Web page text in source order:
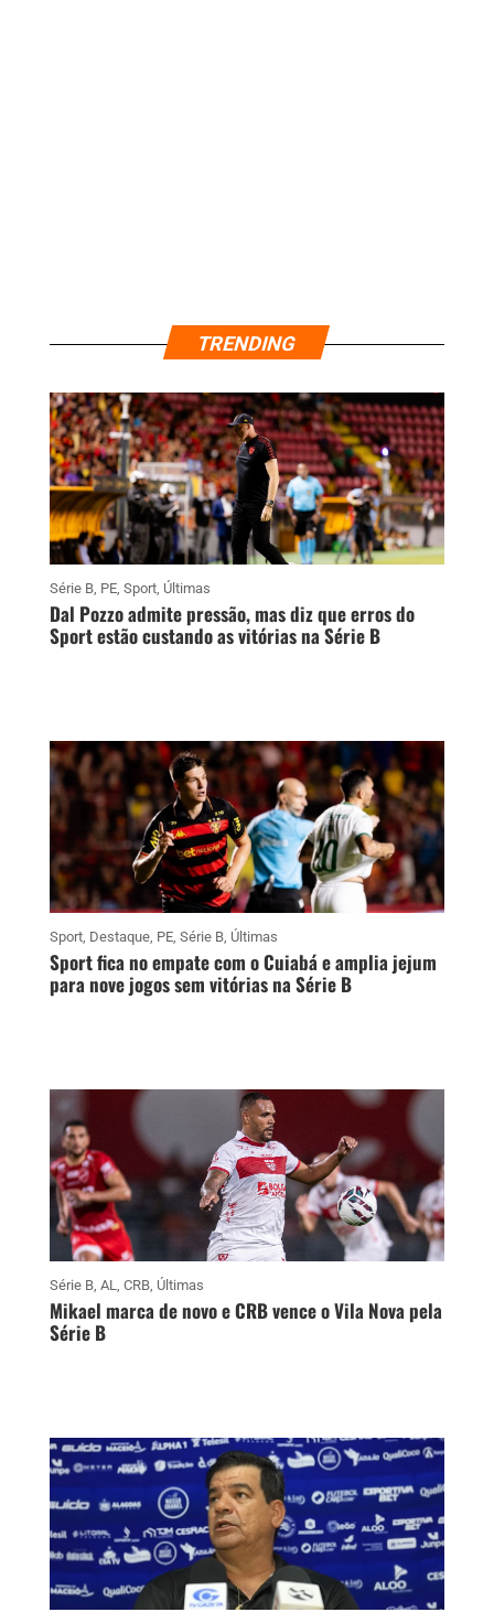
TRENDING
Série B, PE, Sport, Últimas
Dal Pozzo admite pressão, mas diz que erros do
Sport estão custando as vitórias na Série B
Sport, Destaque, PE, Série B, Últimas
Sport fica no empate com o Cuiabá e amplia jejum
para nove jogos sem vitórias na Série B
Série B, AL, CRB, Últimas
Mikael marca de novo e CRB vence o Vila Nova pela
Série B